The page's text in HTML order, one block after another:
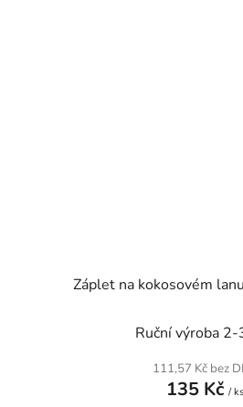
Záplet na kokosovém
Ruční výroba 2-
111,57 Kč bez
135 Kč / ks